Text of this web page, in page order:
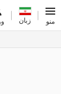
زبان منو